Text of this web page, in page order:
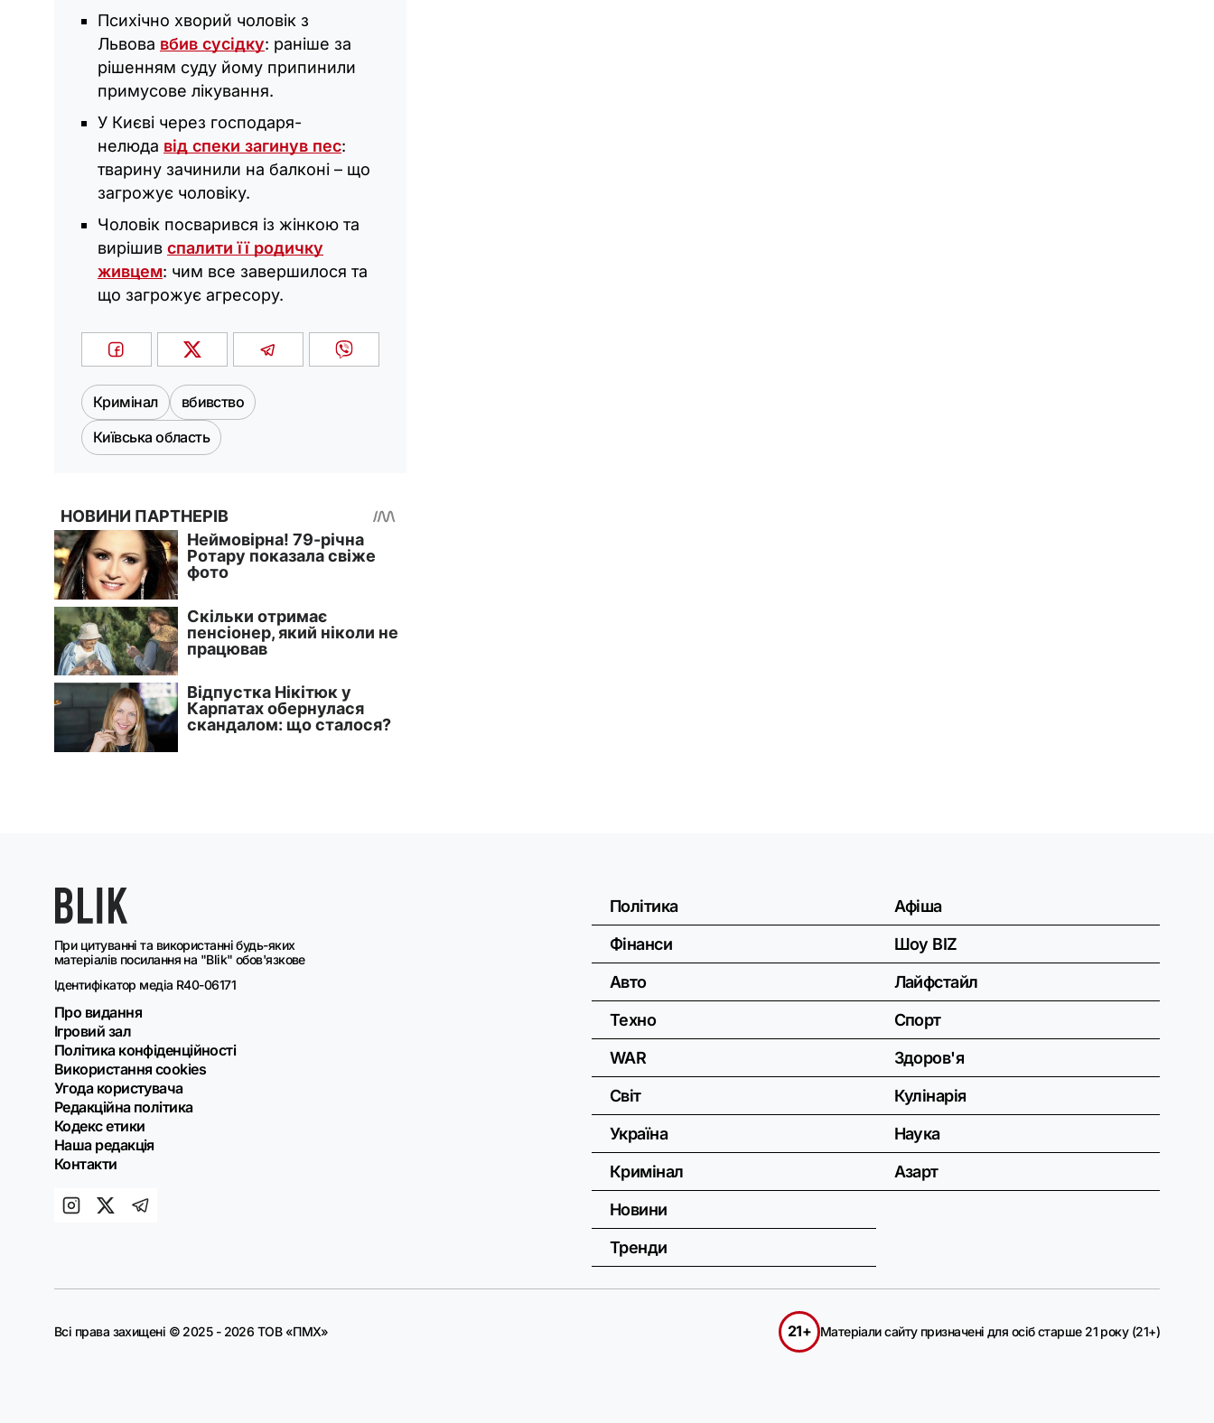
Психічно хворий чоловік з
Львова вбив сусідку: раніше за
рішенням суду йому припинили
примусове лікування.
У Києві через господаря-
нелюда від спеки загинув пес:
тварину зачинили на балконі – що
загрожує чоловіку.
Чоловік посварився із жінкою та
вирішив спалити її родичку
живцем: чим все завершилося та
що загрожує агресору.
Кримінал
вбивство
Київська область
При цитуванні та використанні будь-яких
матеріалів посилання на "Blik" обов'язкове
Ідентифікатор медіа R40-06171
Про видання
Ігровий зал
Політика конфіденційності
Використання cookies
Угода користувача
Редакційна політика
Кодекс етики
Наша редакція
Контакти
Політика
Фінанси
Авто
Техно
WAR
Світ
Україна
Кримінал
Новини
Тренди
Афіша
Шоу BIZ
Лайфстайл
Спорт
Здоров'я
Кулінарія
Наука
Азарт
Всі права захищені © 2025 - 2026 ТОВ «ПМХ» 21+ Матеріали сайту призначені для осіб старше 21 року (21+)